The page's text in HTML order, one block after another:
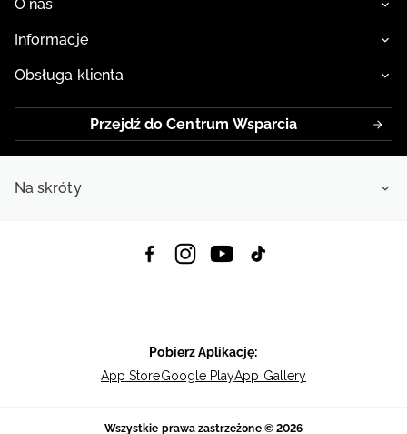
O nas
Informacje
Obsługa klienta
Przejdź do Centrum Wsparcia
Na skróty
Pobierz Aplikację:
App StoreGoogle PlayApp Gallery
Wszystkie prawa zastrzeżone © 2026